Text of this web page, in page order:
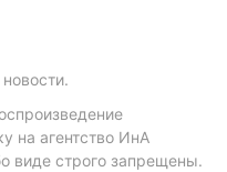
на агентство ИнА
виде строго запрещены.